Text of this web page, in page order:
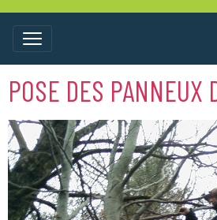
POSE DES PANNEUX